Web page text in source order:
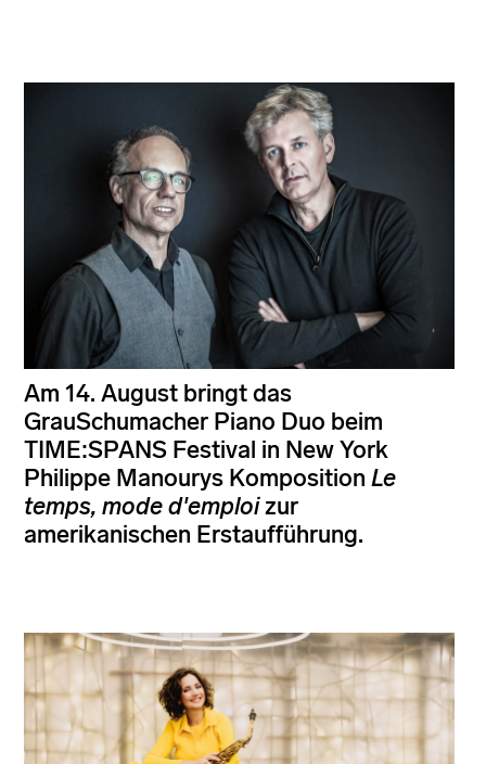
Am 14. August bringt das
GrauSchumacher Piano Duo beim
TIME:SPANS Festival in New York
Philippe Manourys Komposition Le
temps, mode d'emploizur
amerikanischen Erstaufführung.